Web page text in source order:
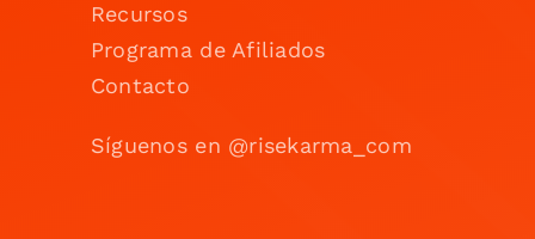
Recursos
Programa de Afiliados
Contacto
Síguenos en @risekarma_com